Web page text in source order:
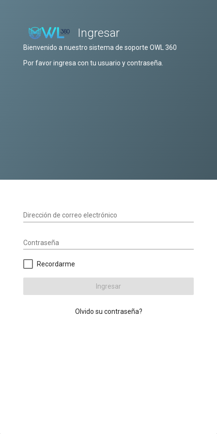
Ingresar
Bienvenido a nuestro sistema de soporte OWL 360
Por favor ingresa con tu usuario y contraseña.
Dirección de correo electrónico
Contraseña
Recordarme
Ingresar
Olvido su contraseña?